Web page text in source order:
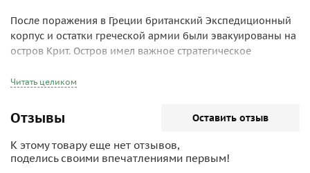
После поражения в Греции британский Экспедиционный
корпус и остатки греческой армии были эвакуированы на
остров Крит. Остров имел важное стратегическое
восточной части Средиземного моря и возможность
Румынии. Немецкое командование приняло решение
захватить остров.
20 мая 1941 г. началась операция «Меркурий» по захвату
Читать целиком
Отзывы Оставить отзыв
К этому товару еще нет отзывов,
поделись своими впечатлениями первым!